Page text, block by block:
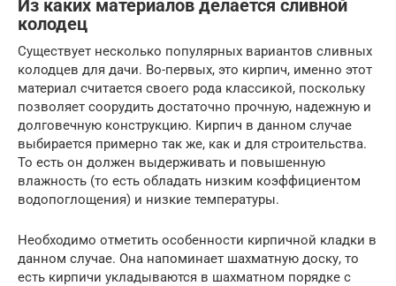
Из каких материалов делается сливной
колодец
Существует несколько популярных вариантов сливных
колодцев для дачи. Во-первых, это кирпич, именно этот
материал считается своего рода классикой, поскольку
позволяет соорудить достаточно прочную, надежную и
долговечную конструкцию. Кирпич в данном случае
выбирается примерно так же, как и для строительства.
То есть он должен выдерживать и повышенную
влажность (то есть обладать низким коэффициентом
водопоглощения) и низкие температуры.
Необходимо отметить особенности кирпичной кладки в
данном случае. Она напоминает шахматную доску, то
есть кирпичи укладываются в шахматном порядке с